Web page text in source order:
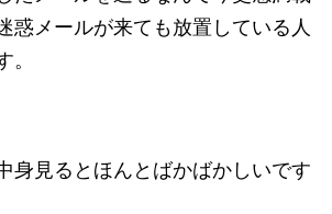
惑メールが来ても放置している人
身見るとほんとばかばかしいです